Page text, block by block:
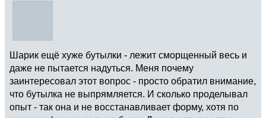
Шарик ещё хуже бутылки - лежит сморщенный весь и
даже не пытается надуться. Меня почему
заинтересовал этот вопрос - просто обратил внимание,
что бутылка не выпрямляется. И сколько проделывал
опыт - так она и не восстанавливает форму, хотя по